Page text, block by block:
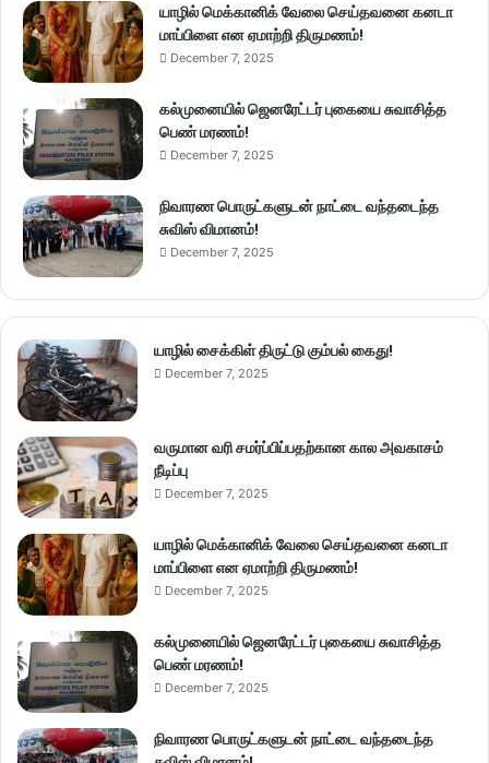
யாழில் மெக்கானிக் வேலை செய்தவனை கனடா
மாப்பிளை என ஏமாற்றி திருமணம்!
December 7, 2025
கல்முனையில் ஜெனரேட்டர் புகையை சுவாசித்த
பெண் மரணம்!
December 7, 2025
நிவாரண பொருட்களுடன் நாட்டை வந்தடைந்த
சுவிஸ் விமானம்!
December 7, 2025
யாழில் சைக்கிள் திருட்டு கும்பல் கைது!
December 7, 2025
வருமான வரி சமர்ப்பிப்பதற்கான கால அவகாசம்
நீடிப்பு
December 7, 2025
யாழில் மெக்கானிக் வேலை செய்தவனை கனடா
மாப்பிளை என ஏமாற்றி திருமணம்!
December 7, 2025
கல்முனையில் ஜெனரேட்டர் புகையை சுவாசித்த
பெண் மரணம்!
December 7, 2025
நிவாரண பொருட்களுடன் நாட்டை வந்தடைந்த